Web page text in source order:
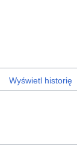
Wyświetl historię